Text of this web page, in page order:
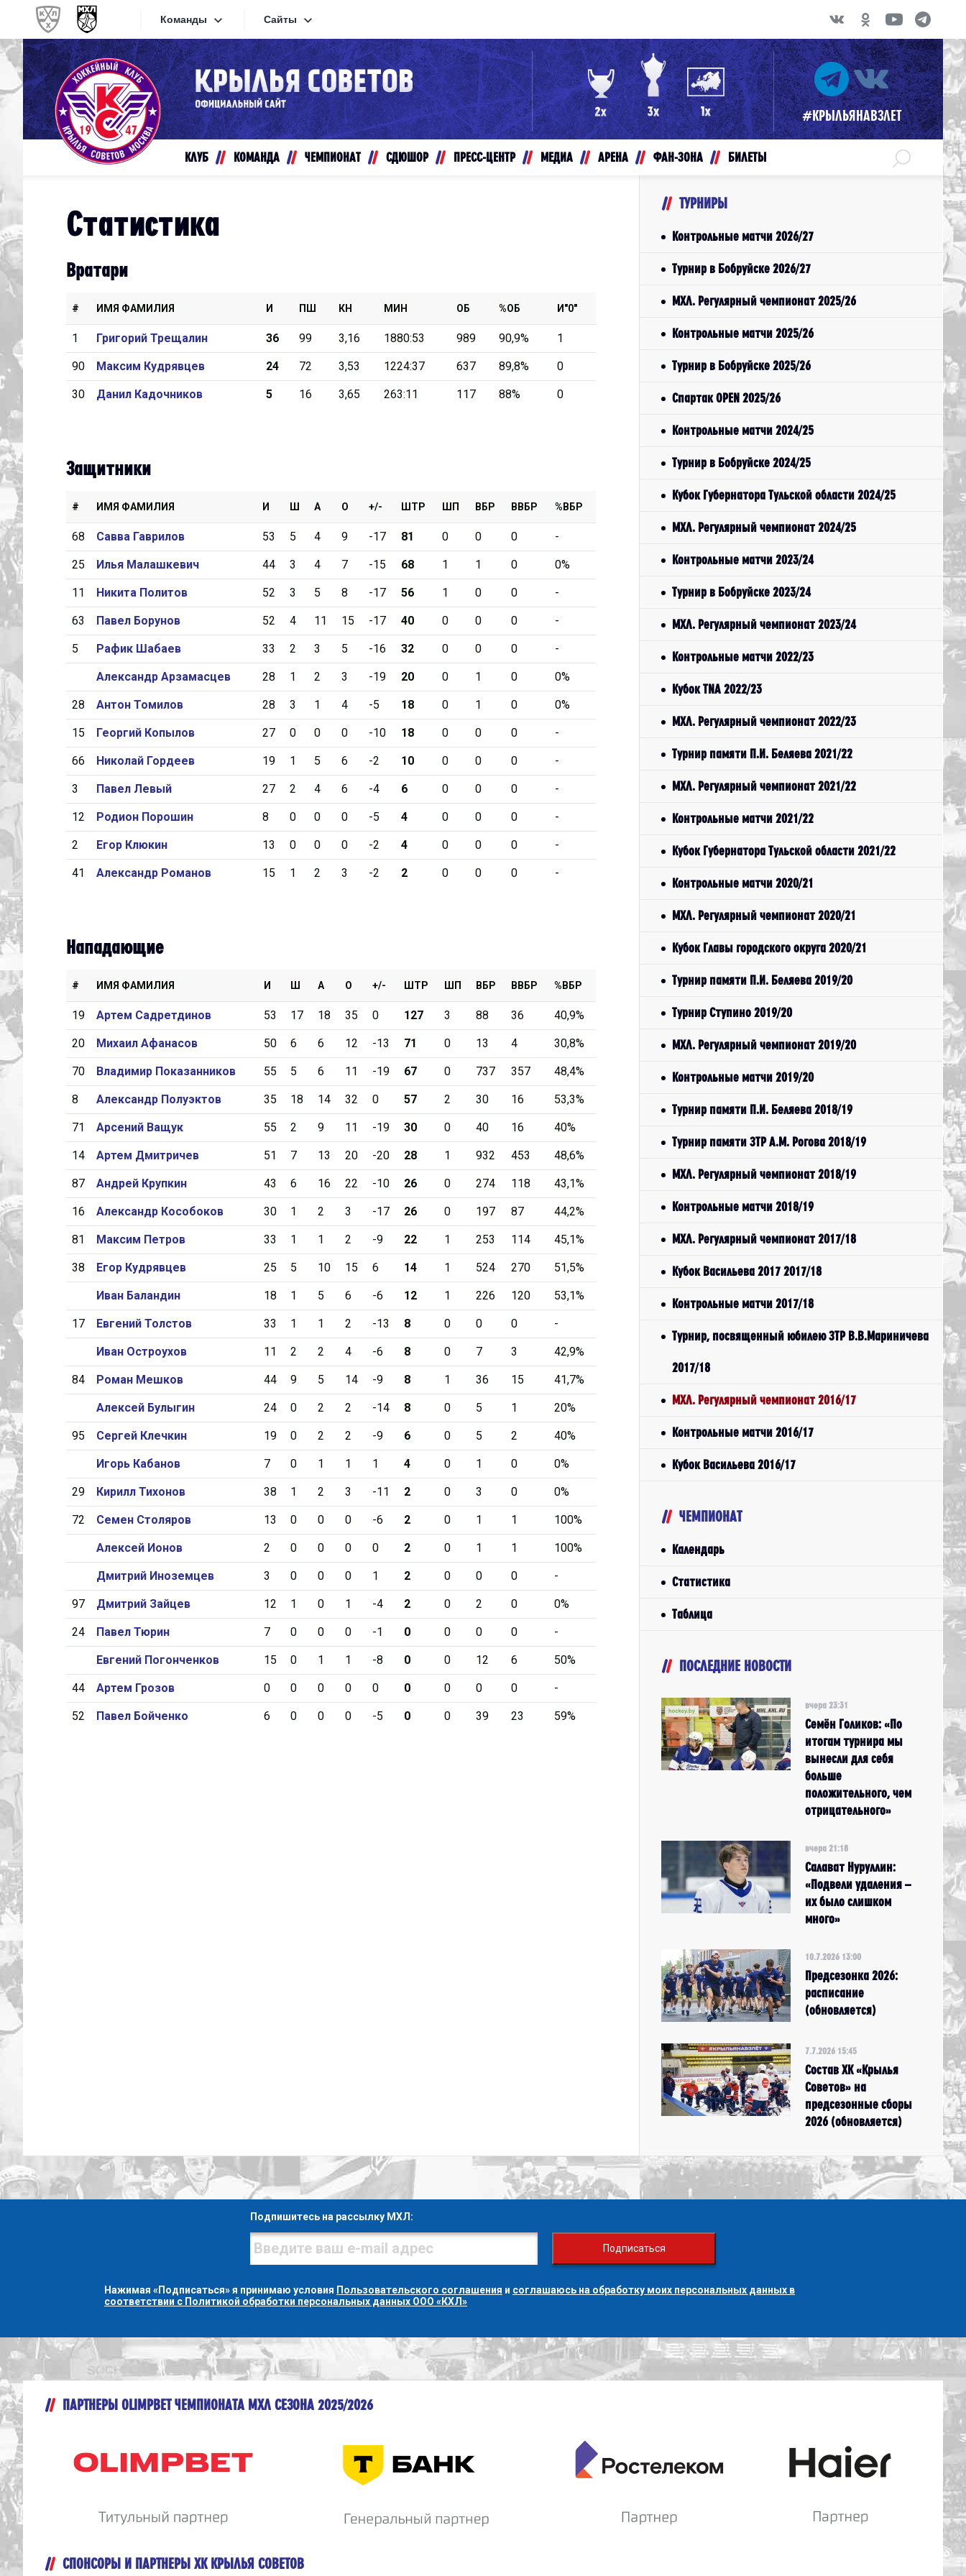
Команды
Конференция «Запад»
Дивизион Золотой
Академия Михайлова
Локо
Дивизион Серебряный
АКМ-Юниор
МХК Спартак-МАХ
СМО МХК Атлант
Конференция «Восток»
Дивизион Золотой
Авто
Чайка
Дивизион Серебряный
Красноярские Рыси
Сибирские Cнайперы
Спутник Ал
Тюменский Легион
Сайты
Сайты
Видеотрансляции
Хайлайты
#КРЫЛЬЯНАВЗЛЕТ
КЛУБ КОМАНДА ЧЕМПИОНАТ СДЮШОР ПРЕСС-ЦЕНТР МЕДИА АРЕНА ФАН-ЗОНА БИЛЕТЫ
Статистика
Вратари
# ИМЯ ФАМИЛИЯ И ПШ КН МИН ОБ %ОБ И"0"
1 Григорий Трещалин 36 99 3,16 1880:53 989 90,9% 1
90 Максим Кудрявцев 24 72 3,53 1224:37 637 89,8% 0
30 Данил Кадочников 5 16 3,65 263:11 117 88% 0
Защитники
# ИМЯ ФАМИЛИЯ И Ш А О +/- ШТР ШП ВБР ВВБР %ВБР
68 Савва Гаврилов 53 5 4 9 -17 81 0 0 0 -
25 Илья Малашкевич 44 3 4 7 -15 68 1 1 0 0%
11 Никита Политов 52 3 5 8 -17 56 1 0 0 -
63 Павел Борунов 52 4 11 15 -17 40 0 0 0 -
5 Рафик Шабаев 33 2 3 5 -16 32 0 0 0 -
Александр Арзамасцев 28 1 2 3 -19 20 0 1 0 0%
28 Антон Томилов 28 3 1 4 -5 18 0 1 0 0%
15 Георгий Копылов 27 0 0 0 -10 18 0 0 0 -
66 Николай Гордеев 19 1 5 6 -2 10 0 0 0 -
3 Павел Левый 27 2 4 6 -4 6 0 0 0 -
12 Родион Порошин 8 0 0 0 -5 4 0 0 0 -
2 Егор Клюкин 13 0 0 0 -2 4 0 0 0 -
41 Александр Романов 15 1 2 3 -2 2 0 0 0 -
Нападающие
# ИМЯ ФАМИЛИЯ И Ш А О +/- ШТР ШП ВБР ВВБР %ВБР
19 Артем Садретдинов 53 17 18 35 0 127 3 88 36 40,9%
20 Михаил Афанасов 50 6 6 12 -13 71 0 13 4 30,8%
70 Владимир Показанников 55 5 6 11 -19 67 0 737 357 48,4%
8 Александр Полуэктов 35 18 14 32 0 57 2 30 16 53,3%
71 Арсений Ващук 55 2 9 11 -19 30 0 40 16 40%
14 Артем Дмитричев 51 7 13 20 -20 28 1 932 453 48,6%
87 Андрей Крупкин 43 6 16 22 -10 26 0 274 118 43,1%
16 Александр Кособоков 30 1 2 3 -17 26 0 197 87 44,2%
81 Максим Петров 33 1 1 2 -9 22 1 253 114 45,1%
38 Егор Кудрявцев 25 5 10 15 6 14 1 524 270 51,5%
Иван Баландин 18 1 5 6 -6 12 1 226 120 53,1%
17 Евгений Толстов 33 1 1 2 -13 8 0 0 0 -
Иван Остроухов 11 2 2 4 -6 8 0 7 3 42,9%
84 Роман Мешков 44 9 5 14 -9 8 1 36 15 41,7%
Алексей Булыгин 24 0 2 2 -14 8 0 5 1 20%
95 Сергей Клечкин 19 0 2 2 -9 6 0 5 2 40%
Игорь Кабанов 7 0 1 1 1 4 0 1 0 0%
29 Кирилл Тихонов 38 1 2 3 -11 2 0 3 0 0%
72 Семен Столяров 13 0 0 0 -6 2 0 1 1 100%
Алексей Ионов 2 0 0 0 0 2 0 1 1 100%
Дмитрий Иноземцев 3 0 0 0 1 2 0 0 0 -
97 Дмитрий Зайцев 12 1 0 1 -4 2 0 2 0 0%
24 Павел Тюрин 7 0 0 0 -1 0 0 0 0 -
Евгений Погонченков 15 0 1 1 -8 0 0 12 6 50%
44 Артем Грозов 0 0 0 0 0 0 0 0 0 -
52 Павел Бойченко 6 0 0 0 -5 0 0 39 23 59%
ТУРНИРЫ
Контрольные матчи 2026/27
Турнир в Бобруйске 2026/27
МХЛ. Регулярный чемпионат 2025/26
Контрольные матчи 2025/26
Турнир в Бобруйске 2025/26
Спартак OPEN 2025/26
Контрольные матчи 2024/25
Турнир в Бобруйске 2024/25
Кубок Губернатора Тульской области 2024/25
МХЛ. Регулярный чемпионат 2024/25
Контрольные матчи 2023/24
Турнир в Бобруйске 2023/24
МХЛ. Регулярный чемпионат 2023/24
Контрольные матчи 2022/23
Кубок TNA 2022/23
МХЛ. Регулярный чемпионат 2022/23
Турнир памяти П.И. Беляева 2021/22
МХЛ. Регулярный чемпионат 2021/22
Контрольные матчи 2021/22
Кубок Губернатора Тульской области 2021/22
Контрольные матчи 2020/21
МХЛ. Регулярный чемпионат 2020/21
Кубок Главы городского округа 2020/21
Турнир памяти П.И. Беляева 2019/20
Турнир Ступино 2019/20
МХЛ. Регулярный чемпионат 2019/20
Контрольные матчи 2019/20
Турнир памяти П.И. Беляева 2018/19
Турнир памяти ЗТР А.М. Рогова 2018/19
МХЛ. Регулярный чемпионат 2018/19
Контрольные матчи 2018/19
МХЛ. Регулярный чемпионат 2017/18
Кубок Васильева 2017 2017/18
Контрольные матчи 2017/18
Турнир, посвященный юбилею ЗТР В.В.Мариничева
2017/18
МХЛ. Регулярный чемпионат 2016/17
Контрольные матчи 2016/17
Кубок Васильева 2016/17
ЧЕМПИОНАТ
Календарь
Статистика
Таблица
ПОСЛЕДНИЕ НОВОСТИ
вчера 23:31
Семён Голиков: «По
итогам турнира мы
вынесли для себя
больше
положительного, чем
отрицательного»
вчера 21:18
Салават Нуруллин:
«Подвели удаления –
их было слишком
много»
10.7.2026 13:00
Предсезонка 2026:
расписание
(обновляется)
7.7.2026 15:45
Состав ХК «Крылья
Советов» на
предсезонные сборы
2026 (обновляется)
Подпишитесь на рассылку МХЛ:
Подписаться
Нажимая «Подписаться» я принимаю условия Пользовательского соглашения и соглашаюсь на обработку моих персональных данных в
соответствии с Политикой обработки персональных данных ООО «КХЛ»
ПАРТНЕРЫ OLIMPBET ЧЕМПИОНАТА МХЛ СЕЗОНА 2025/2026
СПОНСОРЫ И ПАРТНЕРЫ ХК КРЫЛЬЯ СОВЕТОВ